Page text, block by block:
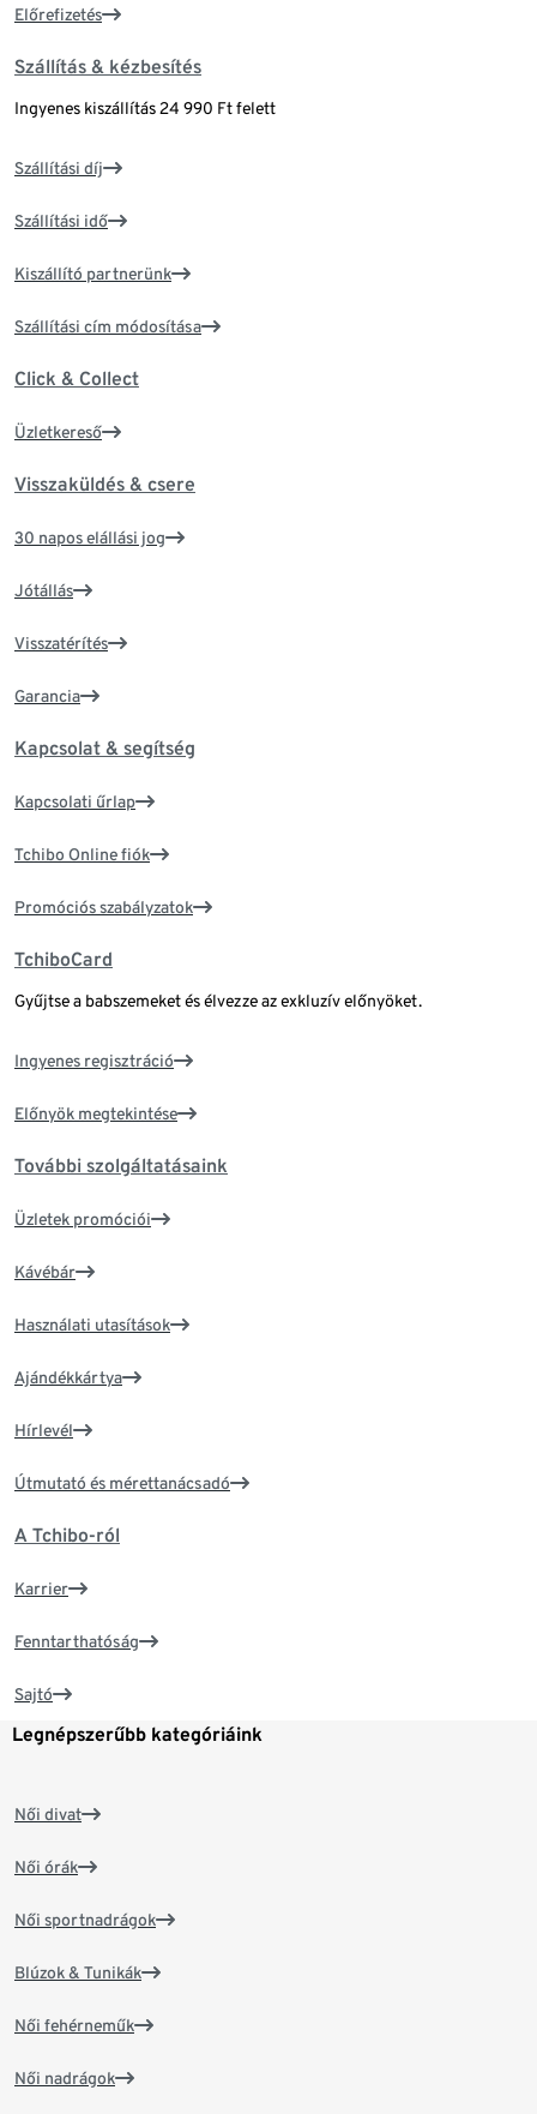
Előrefizetés
Szállítás & kézbesítés
Ingyenes kiszállítás 24 990 Ft felett
Szállítási díj
Szállítási idő
Kiszállító partnerünk
Szállítási cím módosítása
Click & Collect
Üzletkereső
Visszaküldés & csere
30 napos elállási jog
Jótállás
Visszatérítés
Garancia
Kapcsolat & segítség
Kapcsolati űrlap
Tchibo Online fiók
Promóciós szabályzatok
TchiboCard
Gyűjtse a babszemeket és élvezze az exkluzív előnyöket.
Ingyenes regisztráció
Előnyök megtekintése
További szolgáltatásaink
Üzletek promóciói
Kávébár
Használati utasítások
Ajándékkártya
Hírlevél
Útmutató és mérettanácsadó
A Tchibo-ról
Karrier
Fenntarthatóság
Sajtó
Legnépszerűbb kategóriáink
Női divat
Női órák
Női sportnadrágok
Blúzok & Tunikák
Női fehérneműk
Női nadrágok